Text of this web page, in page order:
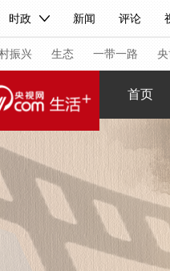
时政 新闻 评论
平 联播+ 中国领导人
栏目大全 节目单 听音
iPanda English Монгол
振兴 生态 一带一路
晚 网络春晚
国内 国际
袖习近平 联播+
小央视频 小央直播 直
首页